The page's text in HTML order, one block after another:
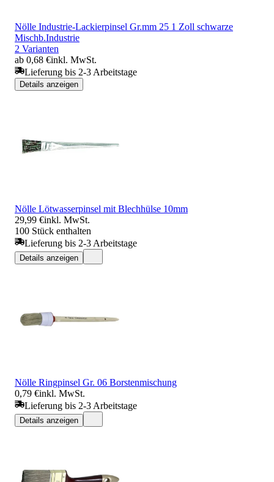
Nölle Industrie-Lackierpinsel Gr.mm 25 1 Zoll schwarze
Mischb.Industrie
2 Varianten
ab 0,68 €inkl. MwSt.
Lieferung bis 2-3 Arbeitstage
Details anzeigen
Nölle Lötwasserpinsel mit Blechhülse 10mm
29,99 €inkl. MwSt.
100 Stück enthalten
Lieferung bis 2-3 Arbeitstage
Details anzeigen
Nölle Ringpinsel Gr. 06 Borstenmischung
0,79 €inkl. MwSt.
Lieferung bis 2-3 Arbeitstage
Details anzeigen